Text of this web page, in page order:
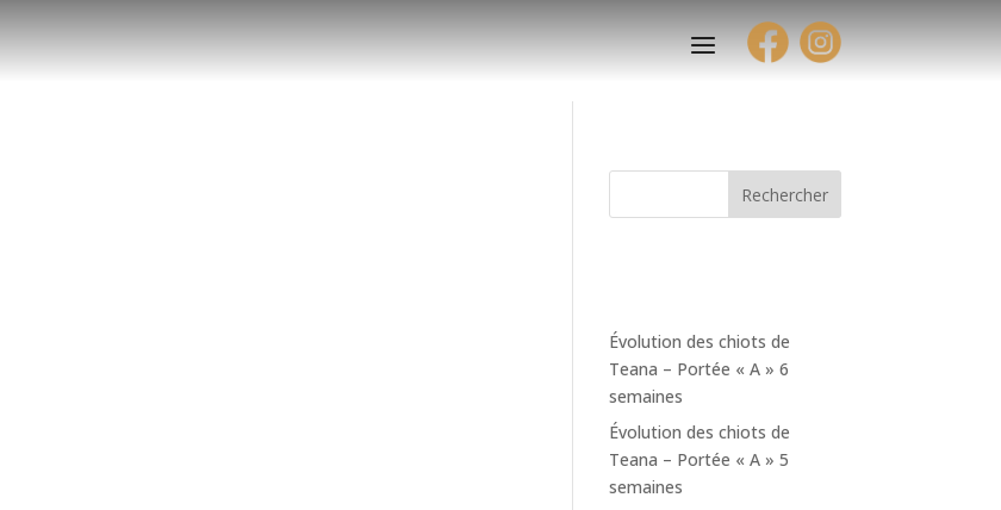
Rechercher
Évolution des chiots de
Teana – Portée « A » 6
semaines
Évolution des chiots de
Teana – Portée « A » 5
semaines